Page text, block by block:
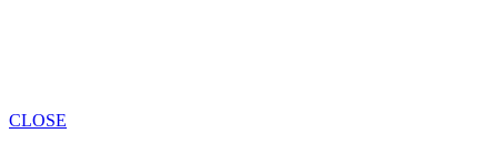
CLOSE